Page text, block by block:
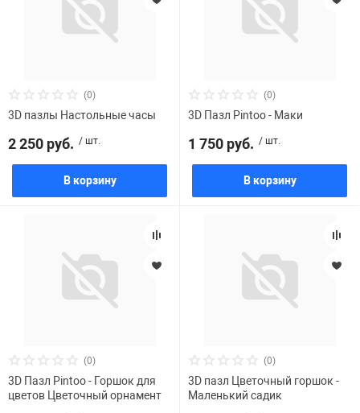
(0)
3D пазлы Настольные часы
2 250 руб. / шт.
В корзину
(0)
3D Пазл Pintoo - Маки
1 750 руб. / шт.
В корзину
(0)
3D Пазл Pintoo - Горшок для
цветов Цветочный орнамент
(0)
3D пазл Цветочный горшок -
Маленький садик